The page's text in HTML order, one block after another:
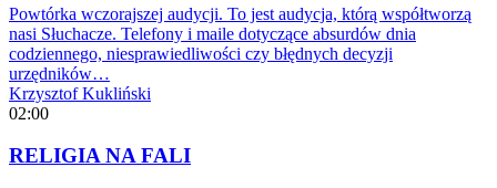
Powtórka wczorajszej audycji. To jest audycja, którą współtworzą
nasi Słuchacze. Telefony i maile dotyczące absurdów dnia
codziennego, niesprawiedliwości czy błędnych decyzji
urzędników…
Krzysztof Kukliński
02:00
RELIGIA NA FALI